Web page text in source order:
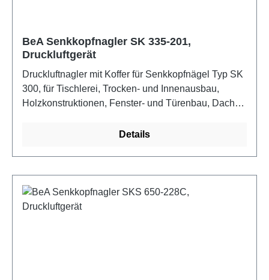
BeA Senkkopfnagler SK 335-201,
Druckluftgerät
Druckluftnagler mit Koffer für Senkkopfnägel Typ SK
300, für Tischlerei, Trocken- und Innenausbau,
Holzkonstruktionen, Fenster- und Türenbau, Dach-
Tiefeneinstellung, lange Nase, Leerschlagsperre,
Details